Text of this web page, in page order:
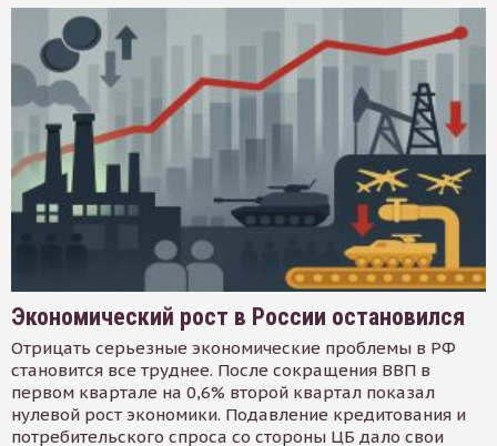
Экономический рост в России остановился
Отрицать серьезные экономические проблемы в РФ
становится все труднее. После сокращения ВВП в
первом квартале на 0,6% второй квартал показал
нулевой рост экономики. Подавление кредитования и
потребительского спроса со стороны ЦБ дало свои